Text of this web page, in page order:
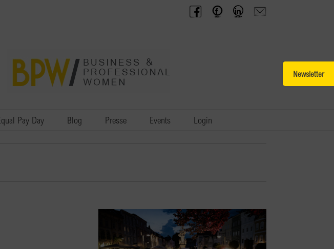
BPW
Austria
Offenes
Frauennetzwerk
BPW
Gruppe
Anfrage
schicken
Pay Day Blog Presse Events Login
Sliding